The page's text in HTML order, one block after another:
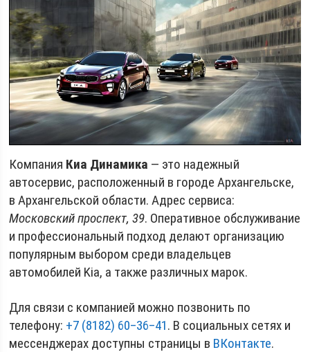
Компания Киа Динамика — это надежный
автосервис, расположенный в городе Архангельске,
в Архангельской области. Адрес сервиса:
Московский проспект, 39. Оперативное обслуживание
и профессиональный подход делают организацию
популярным выбором среди владельцев
автомобилей Kia, а также различных марок.
Для связи с компанией можно позвонить по
телефону: +7 (8182) 60‒36‒41. В социальных сетях и
мессенджерах доступны страницы в ВКонтакте.